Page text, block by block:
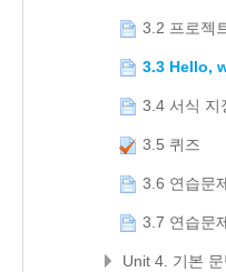
3.2 프로젝
3.3 Hello,
3.4 서식 지
3.5 퀴즈
3.6 연습문
3.7 연습문
Unit 4. 기본